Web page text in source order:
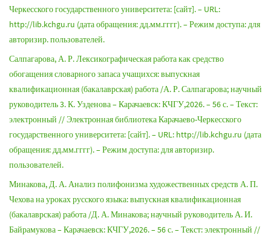
Черкесского государственного университета: [сайт]. – URL:
http://lib.kchgu.ru (дата обращения: дд.мм.гггг). – Режим доступа: для
авторизир. пользователей.
Салпагарова, А. Р. Лексикографическая работа как средство
обогащения словарного запаса учащихся: выпускная
квалификационная (бакалаврская) работа /А. Р. Салпагарова; научный
руководитель 3. К. Узденова – Карачаевск: КЧГУ,2026. – 56 с. – Текст:
электронный // Электронная библиотека Карачаево-Черкесского
государственного университета: [сайт]. – URL: http://lib.kchgu.ru (дата
обращения: дд.мм.гггг). – Режим доступа: для авторизир.
пользователей.
Минакова, Д. А. Анализ полифонизма художественных средств А. П.
Чехова на уроках русского языка: выпускная квалификационная
(бакалаврская) работа /Д. А. Минакова; научный руководитель А. И.
Байрамукова – Карачаевск: КЧГУ,2026. – 56 с. – Текст: электронный //